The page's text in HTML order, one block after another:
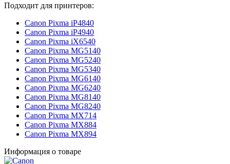
Подходит для принтеров:
Canon Pixma iP4840
Canon Pixma iP4940
Canon Pixma iX6540
Canon Pixma MG5140
Canon Pixma MG5240
Canon Pixma MG5340
Canon Pixma MG6140
Canon Pixma MG6240
Canon Pixma MG8140
Canon Pixma MG8240
Canon Pixma MX714
Canon Pixma MX884
Canon Pixma MX894
Информация о товаре